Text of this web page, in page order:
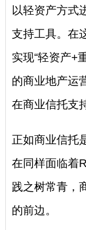
以轻资产方式
支持工具。在
实现“轻资产+
的商业地产运
在商业信托支
正如商业信托
在同样面临着
践之树常青，
的前边。